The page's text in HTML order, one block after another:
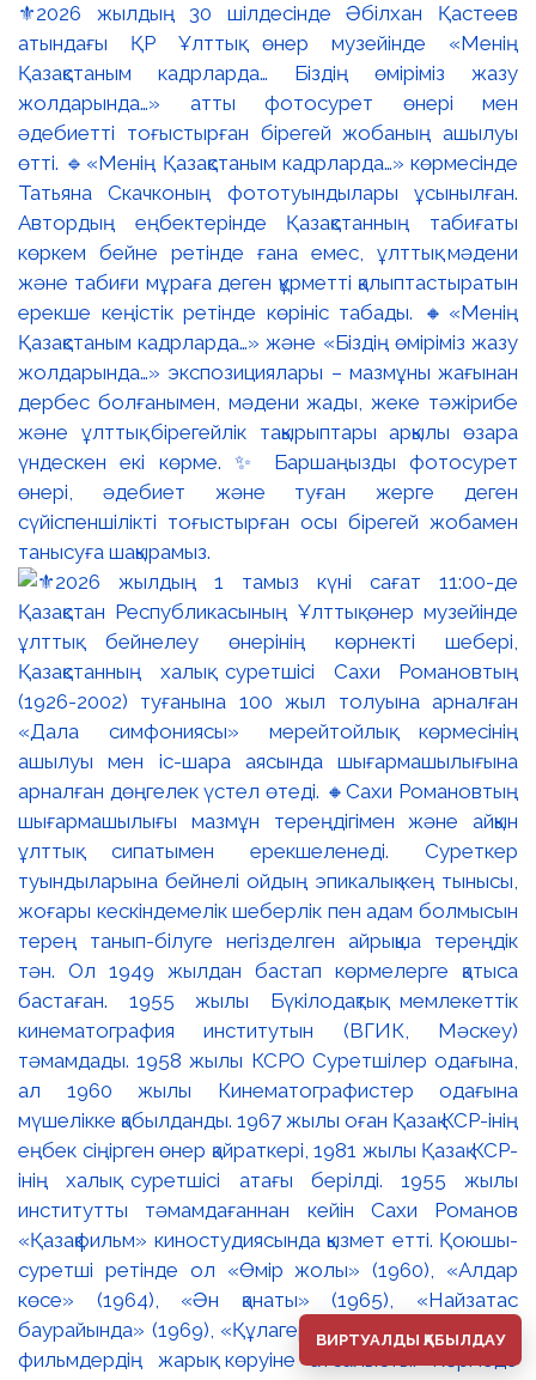
⚜️2026 жылдың 30 шілдесінде Әбілхан Қастеев
атындағы ҚР Ұлттық өнер музейінде «Менің
Қазақстаным кадрларда… Біздің өміріміз жазу
жолдарында…» атты фотосурет өнері мен
әдебиетті тоғыстырған бірегей жобаның ашылуы
өтті. 🔹«Менің Қазақстаным кадрларда…» көрмесінде
Татьяна Скачконың фототуындылары ұсынылған.
Автордың еңбектерінде Қазақстанның табиғаты
көркем бейне ретінде ғана емес, ұлттық мәдени
және табиғи мұраға деген құрметті қалыптастыратын
ерекше кеңістік ретінде көрініс табады. 🔸«Менің
Қазақстаным кадрларда…» және «Біздің өміріміз жазу
жолдарында…» экспозициялары – мазмұны жағынан
дербес болғанымен, мәдени жады, жеке тәжірибе
және ұлттық бірегейлік тақырыптары арқылы өзара
үндескен екі көрме. ✨ Баршаңызды фотосурет
өнері, әдебиет және туған жерге деген
сүйіспеншілікті тоғыстырған осы бірегей жобамен
танысуға шақырамыз.
ВИРТУАЛДЫ ҚАБЫЛДАУ